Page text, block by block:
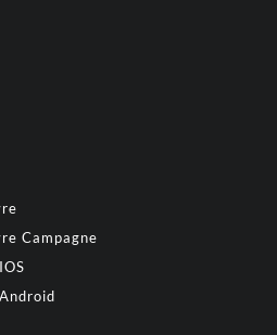
Campagne